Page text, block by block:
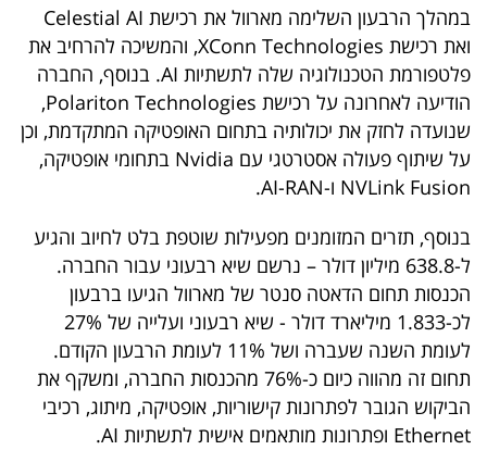
ניוזלטרים
מייל
אדום
באייס
עקבו
אחרינו:
במהלך הרבעון השלימה מארוול את רכישת Celestial AI
ואת רכישת XConn Technologies, והמשיכה להרחיב את
פלטפורמת הטכנולוגיה שלה לתשתיות AI. בנוסף, החברה
הודיעה לאחרונה על רכישת Polariton Technologies,
שנועדה לחזק את יכולותיה בתחום האופטיקה המתקדמת, וכן
על שיתוף פעולה אסטרטגי עם Nvidia בתחומי אופטיקה,
NVLink Fusion ו-AI-RAN.
בנוסף, תזרים המזומנים מפעילות שוטפת בלט לחיוב והגיע
ל-638.8 מיליון דולר – נרשם שיא רבעוני עבור החברה.
הכנסות תחום הדאטה סנטר של מארוול הגיעו ברבעון
לכ-1.833 מיליארד דולר - שיא רבעוני ועלייה של 27%
לעומת השנה שעברה ושל 11% לעומת הרבעון הקודם.
תחום זה מהווה כיום כ-76% מהכנסות החברה, ומשקף את
הביקוש הגובר לפתרונות קישוריות, אופטיקה, מיתוג, רכיבי
Ethernet ופתרונות מותאמים אישית לתשתיות AI.